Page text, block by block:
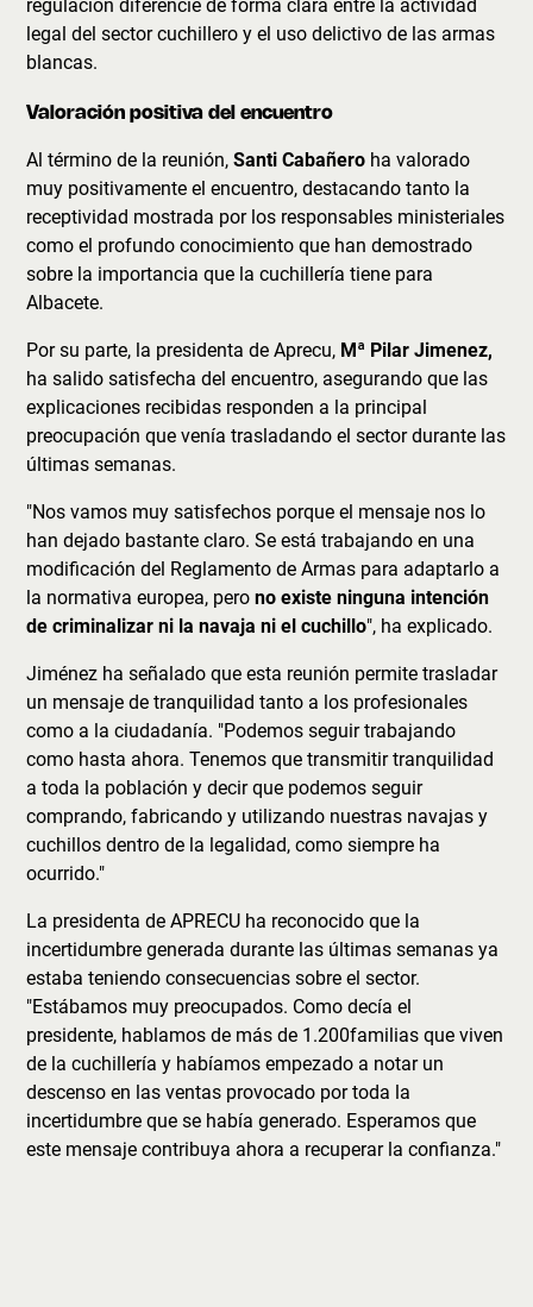
regulación diferencie de forma clara entre la actividad
legal del sector cuchillero y el uso delictivo de las armas
blancas.
Valoración positiva del encuentro
Al término de la reunión,Santi Cabañero ha valorado
muy positivamente el encuentro, destacando tanto la
receptividad mostrada por los responsables ministeriales
como el profundo conocimiento que han demostrado
sobre la importancia que la cuchillería tiene para
Albacete.
Por su parte, la presidenta de Aprecu, Mª Pilar Jimenez,
ha salido satisfecha del encuentro, asegurando que las
explicaciones recibidas responden a la principal
preocupación que venía trasladando el sector durante las
últimas semanas.
"Nos vamos muy satisfechos porque el mensaje nos lo
han dejado bastante claro. Se está trabajando en una
modificación del Reglamento de Armas para adaptarlo a
la normativa europea, perono existe ninguna intención
de criminalizar ni la navaja ni el cuchillo", ha explicado.
Jiménez ha señalado que esta reunión permite trasladar
un mensaje de tranquilidad tanto a los profesionales
como a la ciudadanía. "Podemos seguir trabajando
como hasta ahora. Tenemos que transmitir tranquilidad
a toda la población y decir que podemos seguir
comprando, fabricando y utilizando nuestras navajas y
cuchillos dentro de la legalidad, como siempre ha
ocurrido."
La presidenta de APRECU ha reconocido que la
incertidumbre generada durante las últimas semanas ya
estaba teniendo consecuencias sobre el sector.
"Estábamos muy preocupados. Como decía el
presidente, hablamos de más de 1.200familias que viven
de la cuchillería y habíamos empezado a notar un
descenso en las ventas provocado por toda la
incertidumbre que se había generado. Esperamos que
este mensaje contribuya ahora a recuperar la confianza."